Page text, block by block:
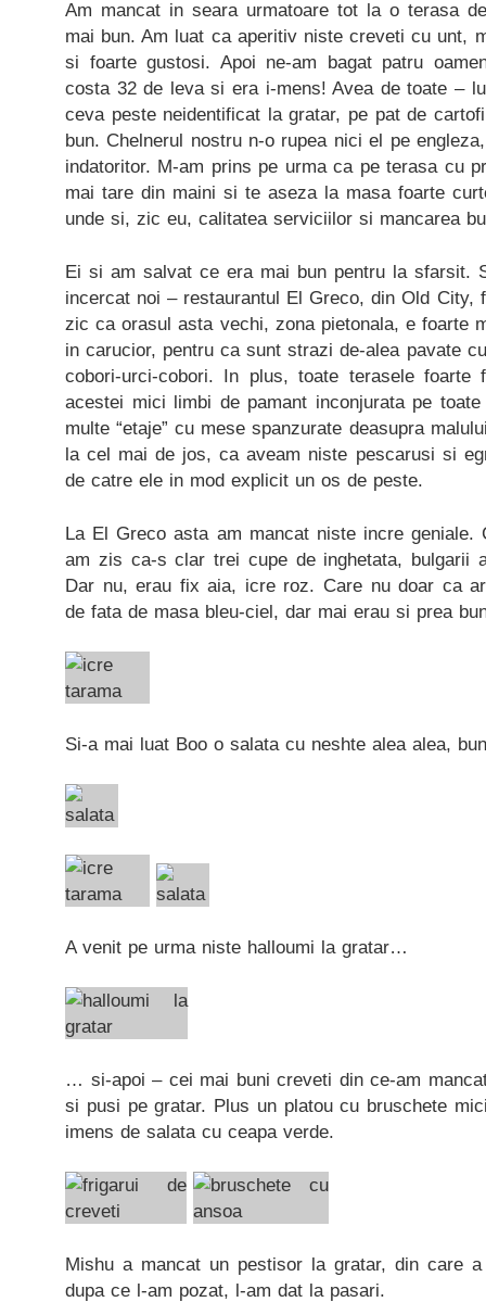
Am mancat in seara urmatoare tot la o terasa
mai bun. Am luat ca aperitiv niste creveti cu unt,
si foarte gustosi. Apoi ne-am bagat patru
costa 32 de leva si era i-mens! Avea de toate –
ceva peste neidentificat la gratar, pe pat de
bun. Chelnerul nostru n-o rupea nici el pe
indatoritor. M-am prins pe urma ca pe terasa cu
mai tare din maini si te aseza la masa foarte
unde si, zic eu, calitatea serviciilor si mancarea
Ei si am salvat ce era mai bun pentru la sfarsit.
incercat noi – restaurantul El Greco, din Old
zic ca orasul asta vechi, zona pietonala, e foarte
in carucior, pentru ca sunt strazi de-alea pavate
cobori-urci-cobori. In plus, toate terasele foarte
acestei mici limbi de pamant inconjurata pe
multe “etaje” cu mese spanzurate deasupra
la cel mai de jos, ca aveam niste pescarusi si
de catre ele in mod explicit un os de peste.
La El Greco asta am mancat niste incre geniale.
am zis ca-s clar trei cupe de inghetata, bulgarii
Dar nu, erau fix aia, icre roz. Care nu doar ca
de fata de masa bleu-ciel, dar mai erau si prea
Si-a mai luat Boo o salata cu neshte alea alea,
A venit pe urma niste halloumi la gratar…
… si-apoi – cei mai buni creveti din ce-am
si pusi pe gratar. Plus un platou cu bruschete
imens de salata cu ceapa verde.
Mishu a mancat un pestisor la gratar, din care
dupa ce l-am pozat, l-am dat la pasari.